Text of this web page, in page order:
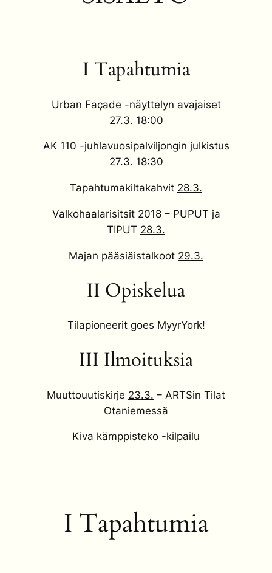
I Tapahtumia
Urban Façade -näyttelyn avajaiset
27.3. 18:00
AK 110 -juhlavuosipalviljongin julkistus
27.3. 18:30
Tapahtumakiltakahvit 28.3.
Valkohaalarisitsit 2018 – PUPUT ja
TIPUT 28.3.
Majan pääsiäistalkoot 29.3.
II Opiskelua
Tilapioneerit goes MyyrYork!
III Ilmoituksia
Muuttouutiskirje 23.3. – ARTSin Tilat
Otaniemessä
Kiva kämppisteko -kilpailu
I Tapahtumia